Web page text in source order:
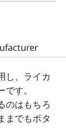
し、ライカ
す。
のはもちろ
までもボタ